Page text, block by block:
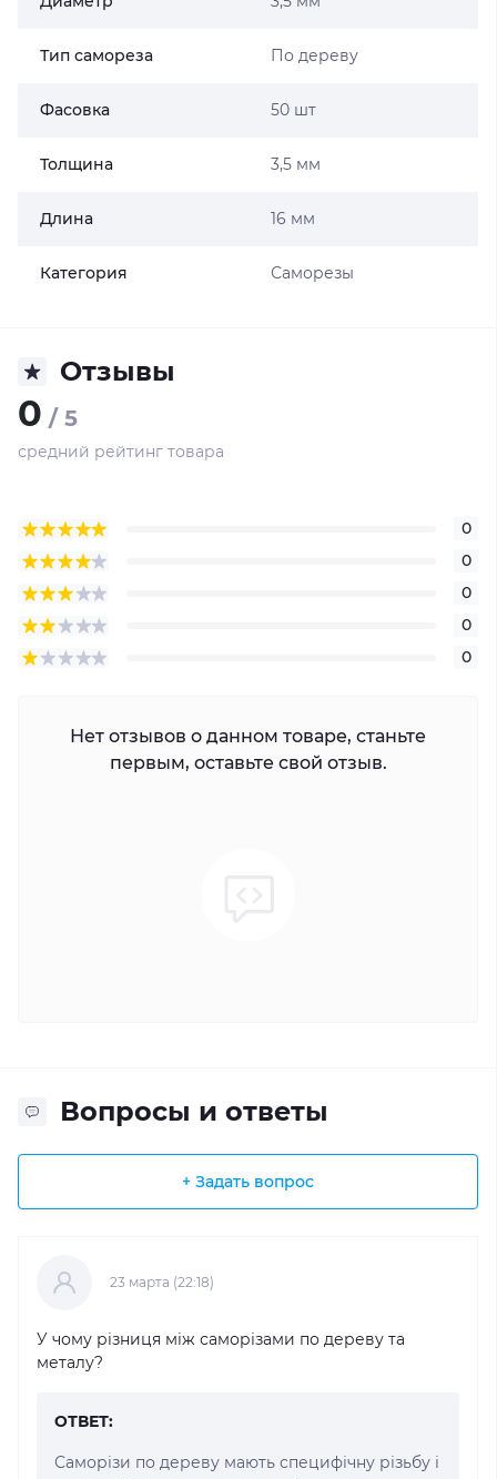
Тип самореза По дереву
Фасовка 50 шт
Толщина 3,5 мм
Длина 16 мм
Категория Саморезы
Отзывы
0 / 5
средний рейтинг товара
0
0
0
0
0
Нет отзывов о данном товаре, станьте
первым, оставьте свой отзыв.
Вопросы и ответы
+ Задать вопрос
23 марта (22:18)
У чому різниця між саморізами по дереву та
металу?
ОТВЕТ:
Саморізи по дереву мають специфічну різьбу і